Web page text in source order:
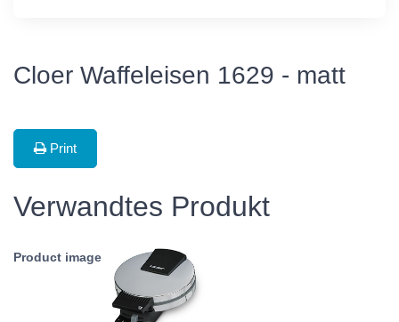
Cloer Waffeleisen 1629 - matt
Print
Verwandtes Produkt